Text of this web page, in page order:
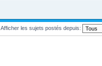
Afficher les sujets postés depuis: